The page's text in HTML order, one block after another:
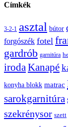
Címkék
3-2-1 asztal bútor
forgószék fotel
gardrób garnitúra
iroda Kanapé
konyha blokk matrac
sarokgarnitúra
szekrénysor szett